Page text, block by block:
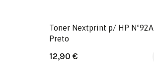
Toner Nextprint p/ HP Nº92A
Preto
12,90 €